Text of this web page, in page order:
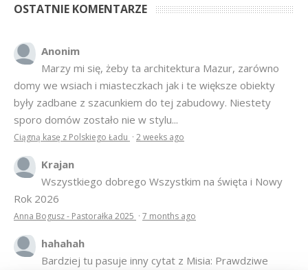
OSTATNIE KOMENTARZE
Anonim
Marzy mi się, żeby ta architektura Mazur, zarówno
domy we wsiach i miasteczkach jak i te większe obiekty
były zadbane z szacunkiem do tej zabudowy. Niestety
sporo domów zostało nie w stylu...
Ciągną kasę z Polskiego Ładu · 2 weeks ago
Krajan
Wszystkiego dobrego Wszystkim na święta i Nowy
Rok 2026
Anna Bogusz - Pastorałka 2025 · 7 months ago
hahahah
Bardziej tu pasuje inny cytat z Misia: Prawdziwe